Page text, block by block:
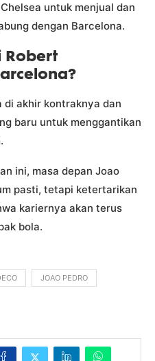
untuk menjual dan
dengan Barcelona.
Robert
di akhir kontraknya dan
baru untuk menggantikan
ini, masa depan Joao
pasti, tetapi ketertarikan
kariernya akan terus
bola.
JOAO PEDRO